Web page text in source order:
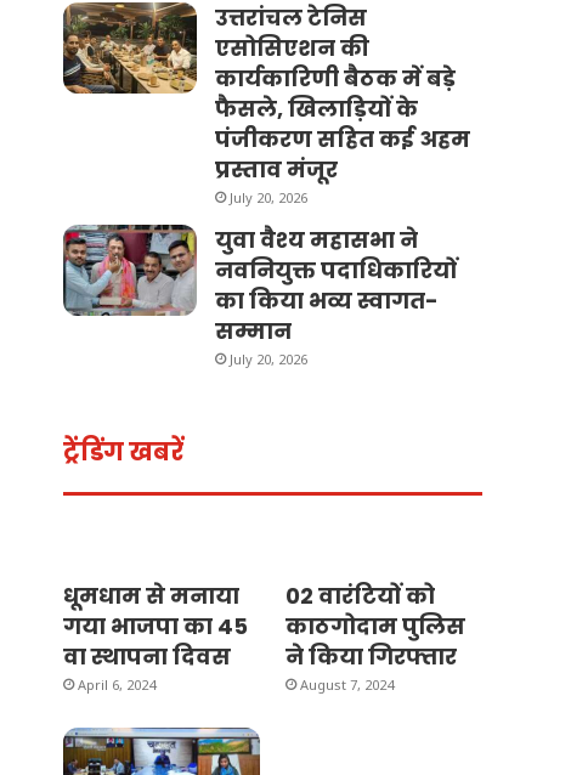
उत्तरांचल टेनिस
एसोसिएशन की
कार्यकारिणी बैठक में बड़े
फैसले, खिलाड़ियों के
पंजीकरण सहित कई अहम
प्रस्ताव मंजूर
July 20, 2026
युवा वैश्य महासभा ने
नवनियुक्त पदाधिकारियों
का किया भव्य स्वागत-
सम्मान
July 20, 2026
ट्रेंडिंग खबरें
धूमधाम से मनाया
गया भाजपा का 45
वा स्थापना दिवस
April 6, 2024
02 वारंटियों को
काठगोदाम पुलिस
ने किया गिरफ्तार
August 7, 2024